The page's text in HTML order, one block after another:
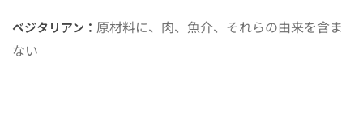
ベジタリアン： 原材料に、肉、魚介、それらの由来を含ま
ない